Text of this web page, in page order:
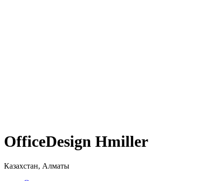
OfficeDesign Hmiller
Казахстан, Алматы